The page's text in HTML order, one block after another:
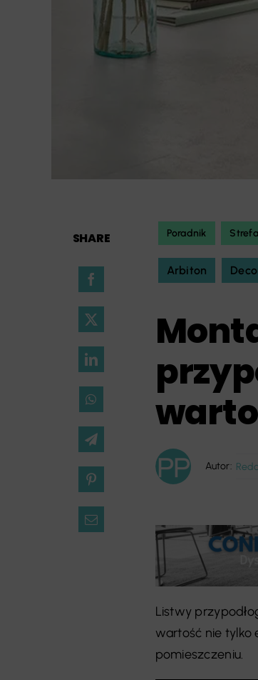
SHARE Poradnik
Arbiton
Autor:
Listwy
wartość nie tylko
pomieszczeniu.